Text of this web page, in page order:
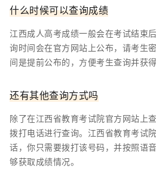
什么时候可以查询成绩
江西成人高考成绩一般会在考试结束
询时间会在官方网站上公布，请考生
间是提前公布的，方便考生查询并获
还有其他查询方式吗
除了在江西省教育考试院官方网站上
拨打电话进行查询。江西省教育考试
话，你只需要拨打该号码，并按照语
够获取成绩情况。